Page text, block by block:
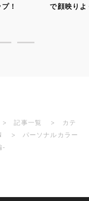
！
で顔映り
記事一覧
カテ
パーソナルカラー
-